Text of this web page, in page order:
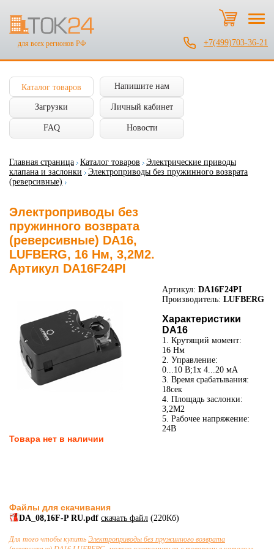
для всех регионов РФ +7(499)703-36-21
Каталог товаров Напишите нам
Загрузки Личный кабинет
FAQ Новости
Главная страница Каталог товаров
Электрические приводы
клапана и заслонки
Электроприводы без пружинного возврата
(реверсивные)
Электроприводы без
пружинного возврата
(реверсивные) DA16,
LUFBERG, 16 Нм, 3,2М2.
Артикул DA16F24PI
Артикул: DA16F24PI
Производитель: LUFBERG
Характеристики
DA16
1. Крутящий момент:
16 Нм
2. Управление:
0...10 В;1x 4...20 мА
3. Время срабатывания:
18сек
4. Площадь заслонки:
3,2М2
5. Рабочее напряжение:
24В
Товара нет в наличии
Файлы для скачивания
DA_08,16F-P RU.pdf скачать файл (220Кб)
Для того чтобы купить Электроприводы без пружинного возврата